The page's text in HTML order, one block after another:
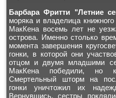
Барбара Фритти "Летние
моряка и владелица книжного
МакКена восемь лет не
острова. Именно столько
момента завершения
гонки, в которой они
отцом и двумя младшими
МакКена победили, но
Смертельный шторм на
гонки уничтожил их
Вернувшись, сестры